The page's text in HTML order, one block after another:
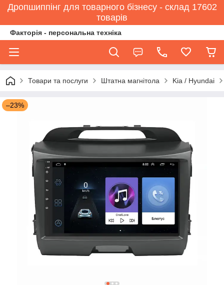
Дропшиппінг для товарного бізнесу - склад 17602
товарів
Факторія - персональна техніка
Товари та послуги Штатна магнітола Kia / Hyundai
–23%